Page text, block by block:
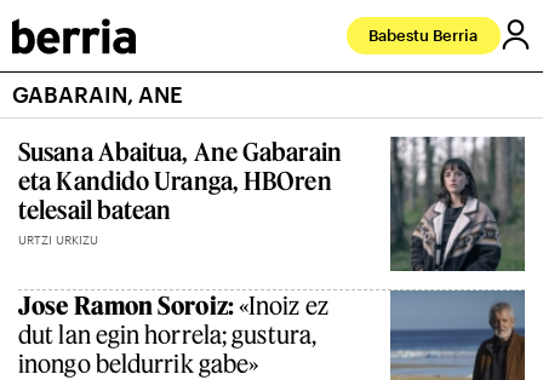
Babestu Berria
GABARAIN, ANE
Susana Abaitua, Ane Gabarain
eta Kandido Uranga, HBOren
telesail batean
URTZI URKIZU
Jose Ramon Soroiz:«Inoiz ez
dut lan egin horrela; gustura,
inongo beldurrik gabe»